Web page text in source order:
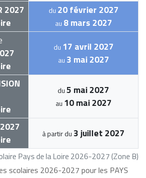
Pays de la Loire 2026-2027 (Zone B)
2027
du 20 février 2027
au 8 mars 2027
du 17 avril 2027
au 3 mai 2027
du5 mai 2027
au 10 mai 2027
à partir du 3 juillet 2027
scolaires 2026-2027 pour les PAYS